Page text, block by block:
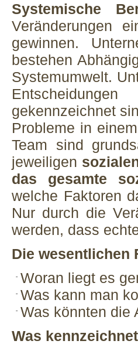
Systemische
Veränderungen
gewinnen.
bestehen
Systemumwelt.
gekennzeichnet
Probleme in
Team sind
jeweiligen
das gesamte
welche Faktoren
Nur durch die
werden, dass
Die wesentlichen
Woran liegt es
Was kann man
Was könnten die
Was